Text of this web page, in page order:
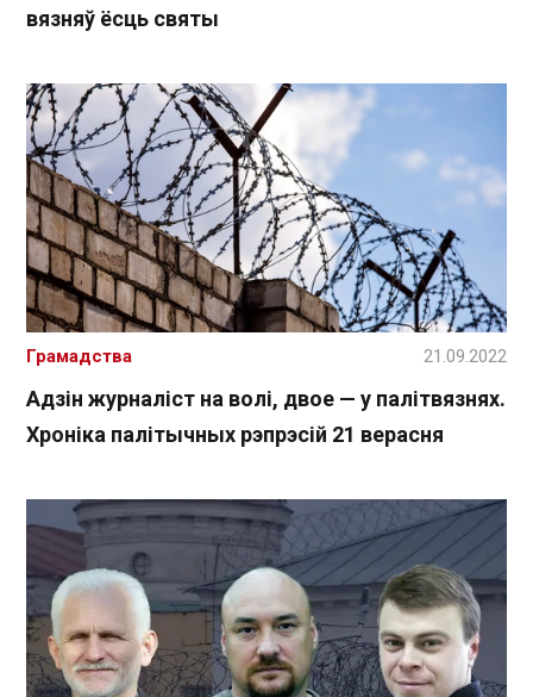
вязняў ёсць святы
Адзін журналіст на волі, двое — у палітвязнях.
Хроніка палітычных рэпрэсій 21 верасня
Грамадства 21.09.2022